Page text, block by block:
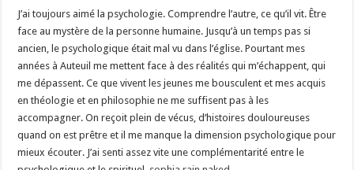
J’ai toujours aimé la psychologie. Comprendre l’autre, ce qu’il vit. Être
face au mystère de la personne humaine. Jusqu’à un temps pas si
ancien, le psychologique était mal vu dans l’église. Pourtant mes
années à Auteuil me mettent face à des réalités qui m’échappent, qui
me dépassent. Ce que vivent les jeunes me bousculent et mes acquis
en théologie et en philosophie ne me suffisent pas à les
accompagner. On reçoit plein de vécus, d’histoires douloureuses
quand on est prêtre et il me manque la dimension psychologique pour
mieux écouter. J’ai senti assez vite une complémentarité entre le